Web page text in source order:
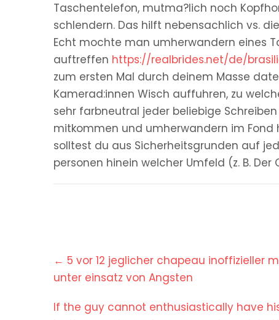
Taschentelefon, mutma?lich noch
schlendern. Das hilft nebensachlich vs.
Echt mochte man umherwandern eines
auftreffen https://realbrides.net/de/
zum ersten Mal durch deinem Masse
Kamerad:innen Wisch auffuhren, zu
sehr farbneutral jeder beliebige
mitkommen und umherwandern im
solltest du aus Sicherheitsgrunden auf
personen hinein welcher Umfeld (z. B.
Post
navigation
← 5 vor 12 jeglicher chapeau inoffizieller
unter einsatz von Angsten
If the guy cannot enthusiastically have